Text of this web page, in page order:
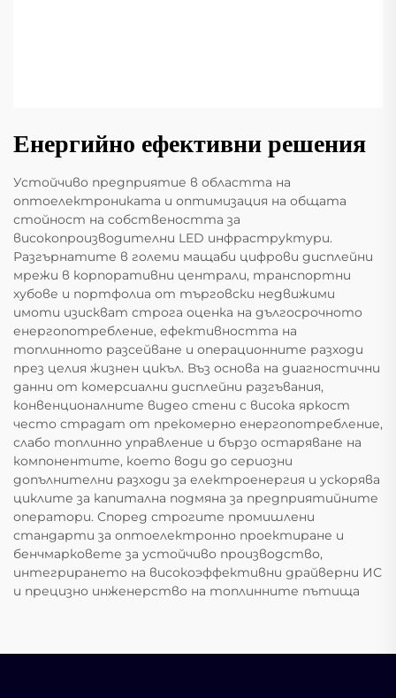
Енергийно ефективни решения
Устойчиво предприятие в областта на
оптоелектрониката и оптимизация на общата
стойност на собствеността за
високопроизводителни LED инфраструктури.
Разгърнатите в големи мащаби цифрови дисплейни
мрежи в корпоративни централи, транспортни
хубове и портфолиа от търговски недвижими
имоти изискват строга оценка на дългосрочното
енергопотребление, ефективността на
топлинното разсейване и операционните разходи
през целия жизнен цикъл. Въз основа на диагностични
данни от комерсиални дисплейни разгъвания,
конвенционалните видео стени с висока яркост
често страдат от прекомерно енергопотребление,
слабо топлинно управление и бързо остаряване на
компонентите, което води до сериозни
допълнителни разходи за електроенергия и ускорява
циклите за капитална подмяна за предприятийните
оператори. Според строгите промишлени
стандарти за оптоелектронно проектиране и
бенчмарковете за устойчиво производство,
интегрирането на високоэффективни драйверни ИС
и прецизно инженерство на топлинните пътища